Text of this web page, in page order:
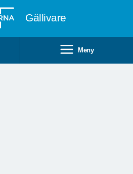
Gällivare
Meny